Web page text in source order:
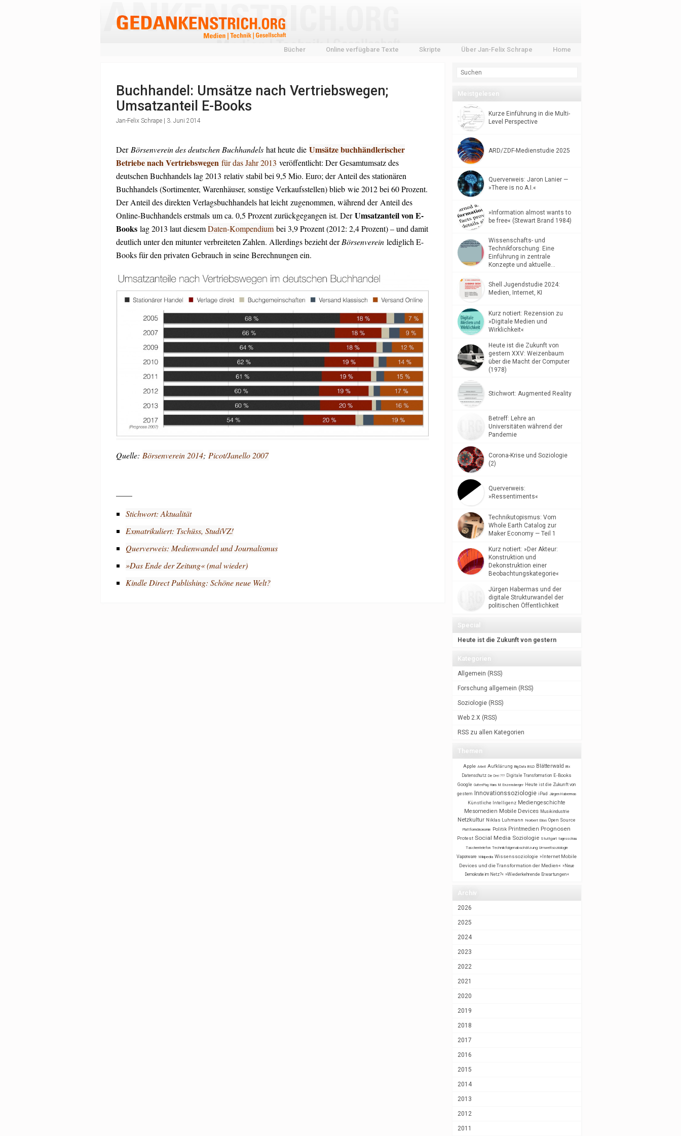
Home
Über Jan-Felix Schrape
Skripte
Online verfügbare Texte
Bücher
Buchhandel: Umsätze nach Vertriebswegen;
Umsatzanteil E-Books
Jan-Felix Schrape | 3. Juni 2014
Der Börsenverein des deutschen Buchhandelshat heute die Umsätze buchhändlerischer
Betriebe nach Vertriebswegen für das Jahr 2013 veröffentlicht: Der Gesamtumsatz des
deutschen Buchhandels lag 2013 relativ stabil bei 9,5 Mio. Euro; der Anteil des stationären
Buchhandels (Sortimenter, Warenhäuser, sonstige Verkaufsstellen) blieb wie 2012 bei 60 Prozent.
Der Anteil des direkten Verlagsbuchhandels hat leicht zugenommen, während der Anteil des
Online-Buchhandels erstmals um ca. 0,5 Prozent zurückgegangen ist. DerUmsatzanteil von E-
Bookslag 2013 laut diesemDaten-Kompendiumbei 3,9 Prozent (2012: 2,4 Prozent) – und damit
deutlich unter den mitunter verbreiteten Zahlen. Allerdings bezieht derBörsenvereinlediglich E-
Books für den privaten Gebrauch in seine Berechnungen ein.
Quelle: Börsenverein 2014; Picot/Janello 2007
Stichwort: Aktualität
Exmatrikuliert: Tschüss, StudiVZ!
Querverweis: Medienwandel und Journalismus
»Das Ende der Zeitung« (mal wieder)
Kindle Direct Publishing: Schöne neue Welt?
Meistgelesen
Kurze Einführung in die Multi-
Level Perspective
ARD/ZDF-Medienstudie 2025
Querverweis: Jaron Lanier —
»There is no A.I.«
»Information almost wants to
be free« (Stewart Brand 1984)
Wissenschafts- und
Technikforschung: Eine
Einführung in zentrale
Konzepte und aktuelle…
Shell Jugendstudie 2024:
Medien, Internet, KI
Kurz notiert: Rezension zu
»Digitale Medien und
Wirklichkeit«
Heute ist die Zukunft von
gestern XXV: Weizenbaum
über die Macht der Computer
(1978)
Stichwort: Augmented Reality
Betreff: Lehre an
Universitäten während der
Pandemie
Corona-Krise und Soziologie
(2)
Querverweis:
»Ressentiments«
Technikutopismus: Vom
Whole Earth Catalog zur
Maker Economy — Teil 1
Kurz notiert: »Der Akteur:
Konstruktion und
Dekonstruktion einer
Beobachtungskategorie«
Jürgen Habermas und der
digitale Strukturwandel der
politischen Öffentlichkeit
Special
Heute ist die Zukunft von gestern
Kategorien
Allgemein ( RSS)
Forschung allgemein ( RSS)
Soziologie( RSS)
Web 2.X ( RSS)
RSS zu allen Kategorien
Themen
Apple Arbeit Aufklärung Big Data BILD Blätterwald Btx
Datenschutz Die Drei ??? Digitale Transformation E-Books
Google GuttenPlag Hans M. Enzensberger Heute ist die Zukunft von
gestern
Innovationssoziologie iPad Jürgen Habermas
Künstliche Intelligenz Mediengeschichte
Mesomedien Mobile Devices Musikindustrie
Netzkultur Niklas Luhmann Norbert Elias Open Source
Plattformökonomie Politik Printmedien Prognosen
Protest Social Media Soziologie Stuttgart tagesschau
Taschentelefon Technikfolgenabschätzung Umweltsoziologie
Vaporware Wikipedia Wissenssoziologie »Internet Mobile
Devices und die Transformation der Medien« »Neue
Demokratie im Netz?« »Wiederkehrende Erwartungen«
Archiv
2026
2025
2024
2023
2022
2021
2020
2019
2018
2017
2016
2015
2014
2013
2012
2011